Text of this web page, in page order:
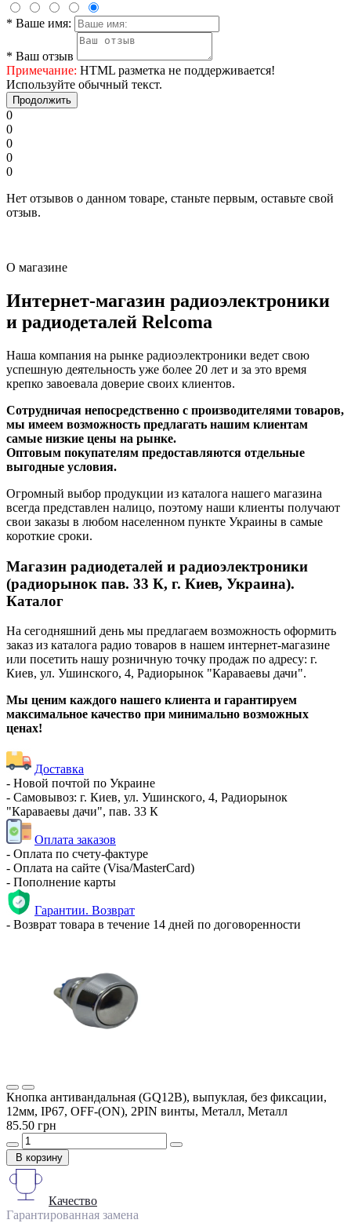
* Ваше имя:
* Ваш отзыв
Примечание: HTML разметка не поддерживается!
Используйте обычный текст.
Продолжить
0
0
0
0
0
Нет отзывов о данном товаре, станьте первым, оставьте свой
отзыв.
О магазине
Интернет-магазин радиоэлектроники
и радиодеталей Relcoma
Наша компания на рынке радиоэлектроники ведет свою
успешную деятельность уже более 20 лет и за это время
крепко завоевала доверие своих клиентов.
Сотрудничая непосредственно с производителями товаров,
мы имеем возможность предлагать нашим клиентам
самые низкие цены на рынке.
Оптовым покупателям предоставляются отдельные
выгодные условия.
Огромный выбор продукции из каталога нашего магазина
всегда представлен налицо, поэтому наши клиенты получают
свои заказы в любом населенном пункте Украины в самые
короткие сроки.
Магазин радиодеталей и радиоэлектроники
(радиорынок пав. 33 К, г. Киев, Украина).
Каталог
На сегодняшний день мы предлагаем возможность оформить
заказ из каталога радио товаров в нашем интернет-магазине
или посетить нашу розничную точку продаж по адресу: г.
Киев, ул. Ушинского, 4, Радиорынок "Караваевы дачи".
Мы ценим каждого нашего клиента и гарантируем
максимальное качество при минимально возможных
ценах!
Доставка
- Новой почтой по Украине
- Самовывоз: г. Киев, ул. Ушинского, 4, Радиорынок
"Караваевы дачи", пав. 33 К
Оплата заказов
- Оплата по счету-фактуре
- Оплата на сайте (Visa/MasterCard)
- Пополнение карты
Гарантии. Возврат
- Возврат товара в течение 14 дней по договоренности
Кнопка антивандальная (GQ12B), выпуклая, без фиксации,
12мм, IP67, OFF-(ON), 2PIN винты, Металл, Металл
85.50 грн
В корзину
Качество
Гарантированная замена